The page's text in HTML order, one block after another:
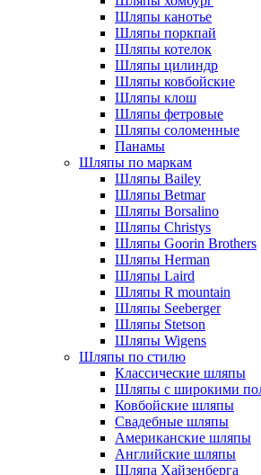
Шляпы канотье
Шляпы поркпай
Шляпы котелок
Шляпы цилиндр
Шляпы ковбойские
Шляпы клош
Шляпы фетровые
Шляпы соломенные
Панамы
Шляпы по маркам
Шляпы Bailey
Шляпы Betmar
Шляпы Borsalino
Шляпы Christys
Шляпы Goorin Brothers
Шляпы Herman
Шляпы Laird
Шляпы R mountain
Шляпы Seeberger
Шляпы Stetson
Шляпы Wigens
Шляпы по стилю
Классические шляпы
Шляпы с широкими
Ковбойские шляпы
Свадебные шляпы
Американские шляпы
Английские шляпы
Шляпа Хайзенберга